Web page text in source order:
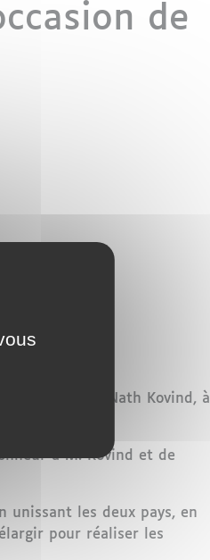
de
M. Ram Nath Kovind, à
à M. Kovind et de
unissant les deux pays, en
pour réaliser les